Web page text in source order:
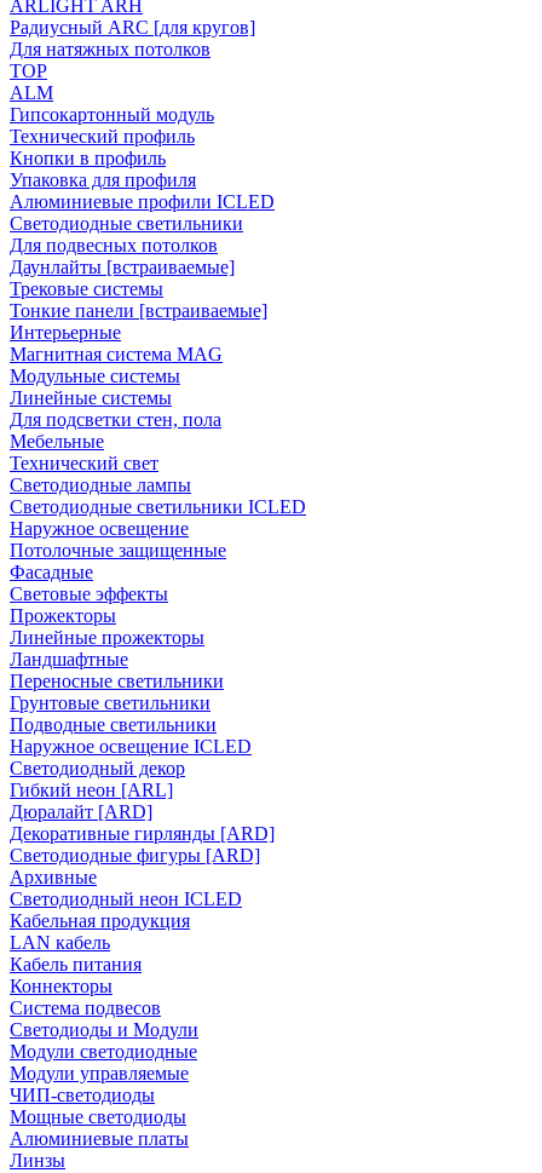
ARLIGHT ARH
Радиусный ARC [для кругов]
Для натяжных потолков
TOP
ALM
Гипсокартонный модуль
Технический профиль
Кнопки в профиль
Упаковка для профиля
Алюминиевые профили ICLED
Светодиодные светильники
Для подвесных потолков
Даунлайты [встраиваемые]
Трековые системы
Тонкие панели [встраиваемые]
Интерьерные
Магнитная система MAG
Модульные системы
Линейные системы
Для подсветки стен, пола
Мебельные
Технический свет
Светодиодные лампы
Светодиодные светильники ICLED
Наружное освещение
Потолочные защищенные
Фасадные
Световые эффекты
Прожекторы
Линейные прожекторы
Ландшафтные
Переносные светильники
Грунтовые светильники
Подводные светильники
Наружное освещение ICLED
Светодиодный декор
Гибкий неон [ARL]
Дюралайт [ARD]
Декоративные гирлянды [ARD]
Светодиодные фигуры [ARD]
Архивные
Светодиодный неон ICLED
Кабельная продукция
LAN кабель
Кабель питания
Коннекторы
Система подвесов
Светодиоды и Модули
Модули светодиодные
Модули управляемые
ЧИП-светодиоды
Мощные светодиоды
Алюминиевые платы
Линзы